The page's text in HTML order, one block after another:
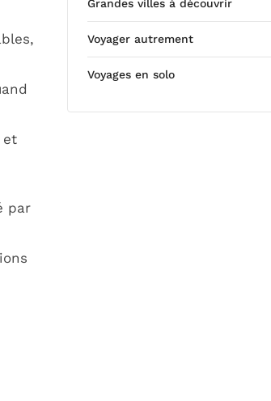
et
par
Grandes villes à découvrir
Voyager autrement
Voyages en solo